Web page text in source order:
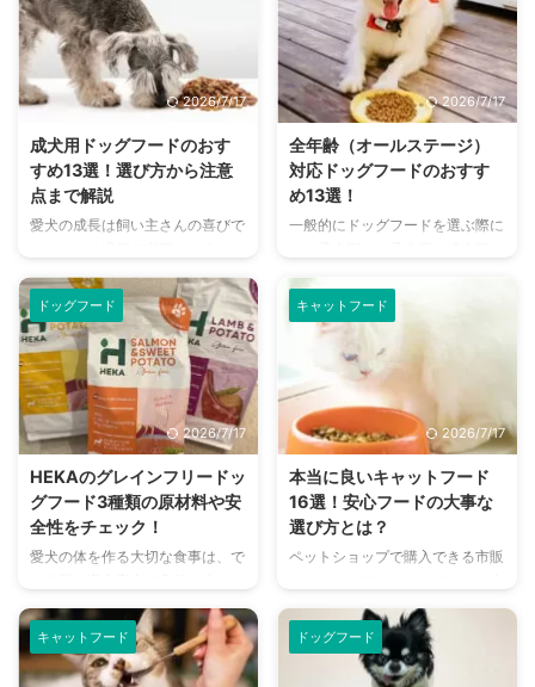
期には中高齢用を、というのが一
般的。 ですがその一方で、全年
齢対応というキャットフードもあ
り、ライフステージごとに切り替
える必要がないものです。 今回
はライフステージごとに切り替え
る必要のない全年齢対応キャット
フードについて、詳しくご紹介し
ます。 この記事の結論 全年齢対
応キャットフードならば、ライフ
ない 種類によっては、粒の大 ...
は種類が少ない一方で、成猫用キ
ャットフードは豊富。 そのため
初めて猫を育てている飼い主さん
にとって、成猫期に適したキャッ
トフードは迷ってしまうでしょ
長い時間を過ごすことになる成猫
期、安全で美味しいキャットフー
ドをご紹介します。 この記事の
結論 子猫用キャットフードはカ
成猫用に切り替える キャットフ
...
2026/7/17
成犬用ドッグフードのおす
すめ13選！選び方から注意
点まで解説
愛犬の成長は飼い主さんの喜びで
ライフステージごとのドッグフー
ドの切り替えです。 ドッグフー
ドは愛犬の体を健康的に維持する
ためにも重要なポイントで、その
ためには選び方を知る必要があり
ます。 ドッグフードは特に種類
が多いものの、いくつかのポイン
トをおさえておけば正しく選ぶこ
を迎えるという飼い主さんや、す
でに成犬である飼い主さんに向け
て、おすすめの成犬用ドッグフー
ドをまとめました。 この記事の
とされており、成長速度の違 ...
2026/7/17
全年齢（オールステージ）
対応ドッグフードのおすす
め13選！
一般的にドッグフードを選ぶ際に
と切り替えていきます。 ライフ
ステージごとに体の作りに応じた
ドッグフード選びが必要になりま
すが、全年齢対応ならばその必要
はありません。 最近では全年齢
対応ドッグフードの種類も増えて
きており、選べる種類が多くなっ
てきています。 本記事では全年
齢対応ドッグフードの魅力をお伝
えすると共に、おすすめのドッグ
フードをまとめました。 この記
事の結論 全年齢対応ドッグフー
まで食べ続けられる フードの切
ドッグフード
2026/7/17
HEKAのグレインフリードッ
グフード3種類の原材料や安
全性をチェック！
愛犬の体を作る大切な食事は、で
ものをと思われるはず。 今回ご
紹介するHEKAのドッグフード
は、全年齢の全犬種を対象とし、
食事で健康になってもらうための
キャットフード
2026/7/17
本当に良いキャットフード
16選！安心フードの大事な
選び方とは？
ペットショップで購入できる市販
では通販でも気軽に色々なものが
買えるようになりました。 しか
し、だからこそ選べるキャットフ
ードの種類が増えて、飼い主さん
キャットフード ドッグフード